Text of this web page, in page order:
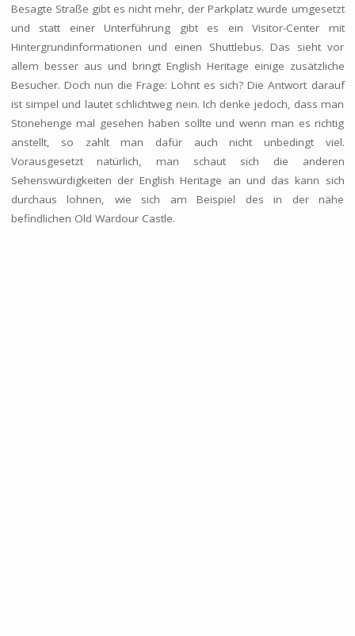
Besagte Straße gibt es nicht mehr, der Parkplatz wurde umgesetzt
und statt einer Unterführung gibt es ein Visitor-Center mit
Hintergrundinformationen und einen Shuttlebus. Das sieht vor
allem besser aus und bringt English Heritage einige zusätzliche
Besucher. Doch nun die Frage: Lohnt es sich? Die Antwort darauf
ist simpel und lautet schlichtweg nein. Ich denke jedoch, dass man
Stonehenge mal gesehen haben sollte und wenn man es richtig
anstellt, so zahlt man dafür auch nicht unbedingt viel.
Vorausgesetzt natürlich, man schaut sich die anderen
Sehenswürdigkeiten der English Heritage an und das kann sich
durchaus lohnen, wie sich am Beispiel des in der nähe
befindlichen Old Wardour Castle.